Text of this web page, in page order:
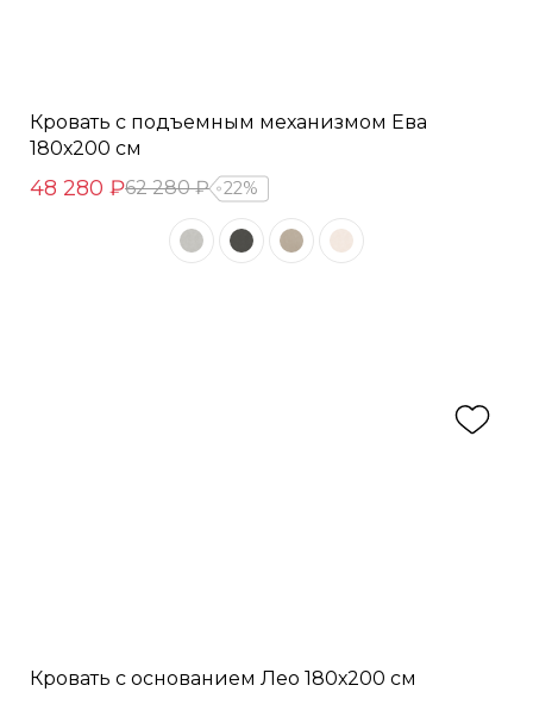
Кровать с подъемным механизмом Ева
180х200 см
48 280 ₽62 280 ₽ 22%
Кровать с основанием Лео 180х200 см